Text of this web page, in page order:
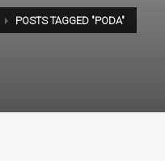
POSTS TAGGED "PODA"